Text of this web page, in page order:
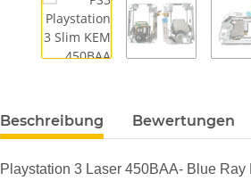
Beschreibung Bewertungen
Playstation 3 Laser 450BAA- Blue